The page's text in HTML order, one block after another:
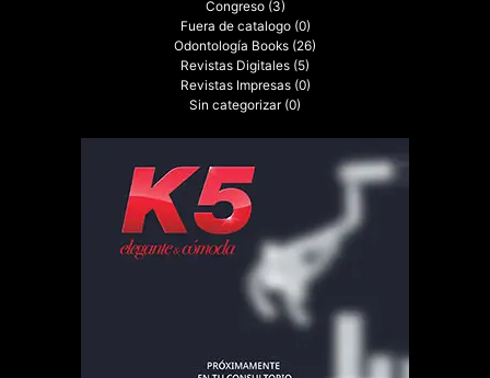
Congreso (3)
Fuera de catalogo (0)
Odontología Books (26)
Revistas Digitales (5)
Revistas Impresas (0)
Sin categorizar (0)